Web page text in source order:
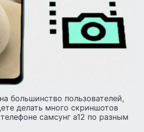
большинство пользователей,
делать много скриншотов
самсунг а12 по разным